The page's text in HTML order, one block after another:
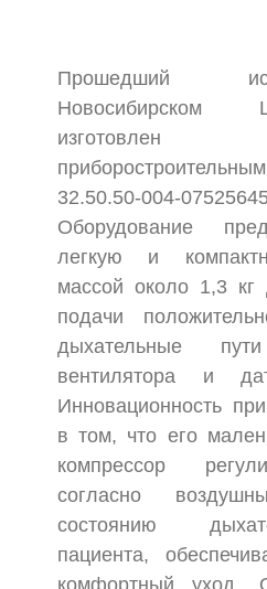
Прошедший
изготовлен
32.50.50-004-
Оборудование
легкую и
массой около 1,3 кг
подачи
дыхательные
вентилятора и
Инновационность
в том, что его
компрессор
согласно
состоянию
пациента,
комфортный уход.